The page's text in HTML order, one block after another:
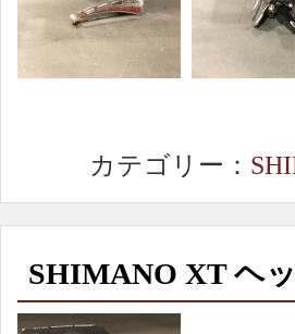
カテゴリー：
SHIMANO XT ヘ